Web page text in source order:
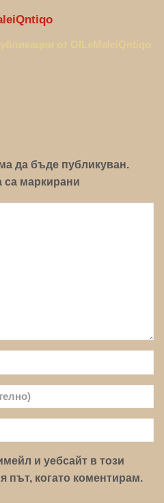
да бъде публикуван.
са маркирани
и уебсайт в този
път, когато коментирам.